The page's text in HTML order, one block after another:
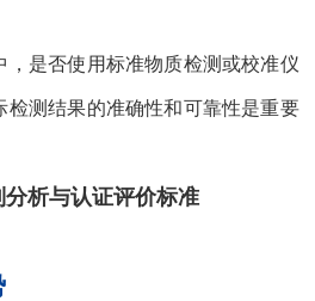
，是否使用标准物质检测或校准仪
检测结果的准确性和可靠性是重要
析与认证评价标准